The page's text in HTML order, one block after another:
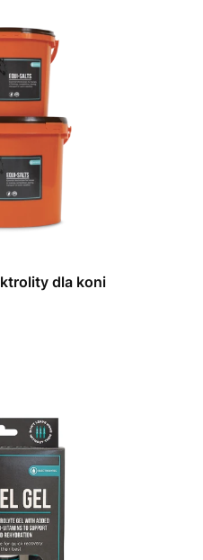
dla koni